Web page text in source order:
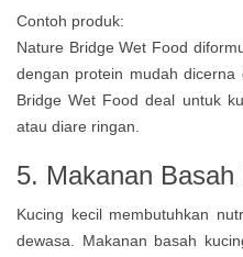
Contoh produk:
Nature Bridge Wet Food
dengan protein mudah
Bridge Wet Food deal untuk
atau diare ringan.
5. Makanan
Kucing kecil membutuhkan
dewasa. Makanan basah